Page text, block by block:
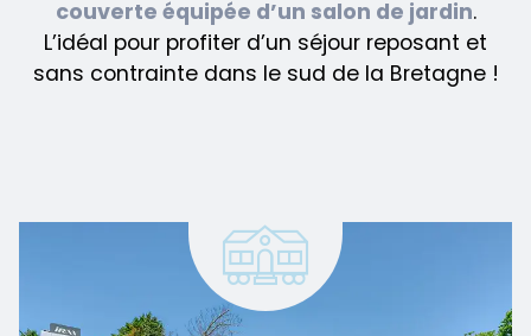
couverte équipée d’un salon de jardin.
L’idéal pour profiter d’un séjour reposant et
sans contrainte dans le sud de la Bretagne !